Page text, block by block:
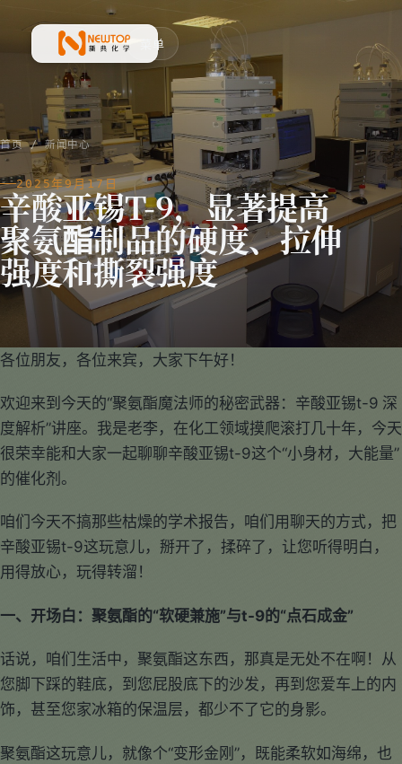
新典化学材料(上海)有限公司
菜单
首页/新闻中心
2025年9月17日
辛酸亚锡T-9，显著提高
聚氨酯制品的硬度、拉伸
强度和撕裂强度
各位朋友，各位来宾，大家下午好！
欢迎来到今天的“聚氨酯魔法师的秘密武器：辛酸亚锡t-9 深
度解析”讲座。我是老李，在化工领域摸爬滚打几十年，今天
很荣幸能和大家一起聊聊辛酸亚锡t-9这个“小身材，大能量”
的催化剂。
咱们今天不搞那些枯燥的学术报告，咱们用聊天的方式，把
辛酸亚锡t-9这玩意儿，掰开了，揉碎了，让您听得明白，
用得放心，玩得转溜！
一、开场白：聚氨酯的“软硬兼施”与t-9的“点石成金”
话说，咱们生活中，聚氨酯这东西，那真是无处不在啊！从
您脚下踩的鞋底，到您屁股底下的沙发，再到您爱车上的内
饰，甚至您家冰箱的保温层，都少不了它的身影。
聚氨酯这玩意儿，就像个“变形金刚”，既能柔软如海绵，也